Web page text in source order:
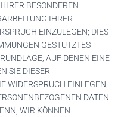
BESONDEREN
IHRER
EINZULEGEN; DIES
GESTÜTZTES
AUF DENEN EINE
SIE DIESER
WIDERSPRUCH EINLEGEN,
DATEN
WIR KÖNNEN